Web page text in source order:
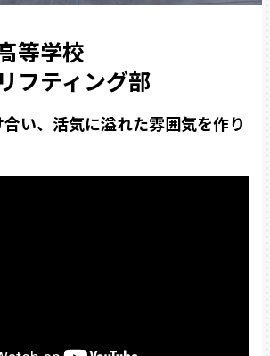
等学校
フティング部
い、活気に溢れた雰囲気を作り